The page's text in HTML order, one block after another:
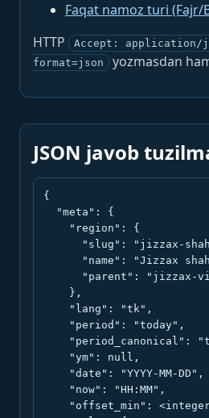
Faqat namoz turi (Fajr/
HTTP
Accept: application/
format=json
yozmasdan
JSON javob
{
  "meta": {
    "region": {
"slug": "jizzax-
"name": "Jizzax
"parent": "jizzax-
    },
    "lang": "tk",
    "period": "today",
"period_canonical":
    "ym": null,
    "date": "YYYY-MM-DD",
    "now": "HH:MM",
"offset_min":